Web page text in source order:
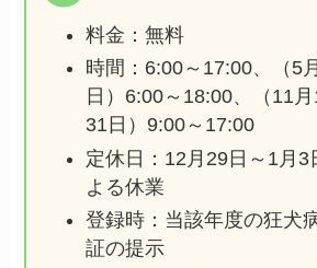
料金：無料
時間：6:00～17:00、（5
日）6:00～18:00、（11
31日）9:00～17:00
定休日：12月29日～1月3
よる休業
登録時：当該年度の狂犬
証の提示